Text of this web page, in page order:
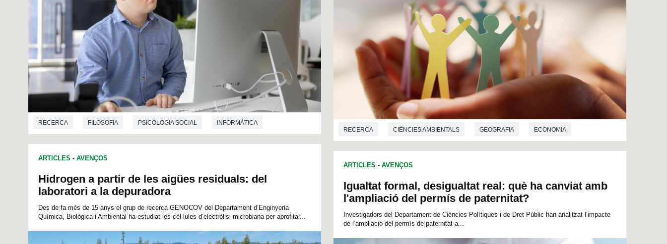
RECERCA FILOSOFIA PSICOLOGIA SOCIAL INFORMÀTICA
ARTICLES - AVENÇOS
Hidrogen a partir de les aigües residuals: del
laboratori a la depuradora
Des de fa més de 15 anys el grup de recerca GENOCOV del Departament d’Enginyeria
Química, Biològica i Ambiental ha estudiat les cèl·lules d’electròlisi microbiana per aprofitar...
RECERCA CIÈNCIES AMBIENTALS GEOGRAFIA ECONOMIA
ARTICLES - AVENÇOS
Igualtat formal, desigualtat real: què ha canviat amb
l'ampliació del permís de paternitat?
Investigadors del Departament de Ciències Polítiques i de Dret Públic han analitzat l’impacte
de l’ampliació del permís de paternitat a...